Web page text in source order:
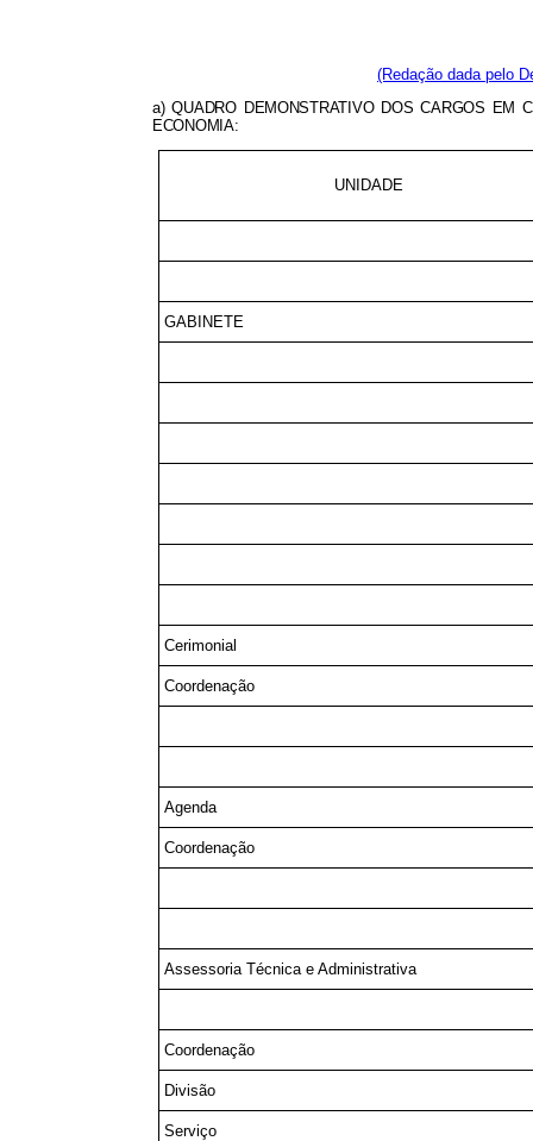
(Redação dada pelo
a) QUADRO DEMONSTRATIVO DOS CARGOS EM
ECONOMIA:
UNIDADE
GABINETE
Cerimonial
Coordenação
Agenda
Coordenação
Assessoria Técnica e Administrativa
Coordenação
Divisão
Serviço